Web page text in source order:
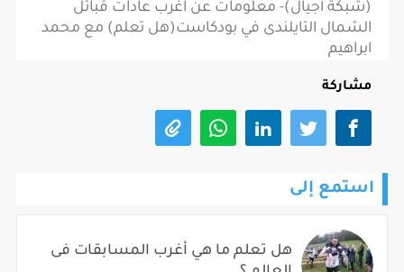
(شبكة أجيال)- معلومات عن اغرب عادات قبائل
الشمال التايلندى في بودكاست(هل تعلم) مع محمد
ابراهيم
مشاركة
استمع إلى
هل تعلم ما هي أغرب المسابقات فى